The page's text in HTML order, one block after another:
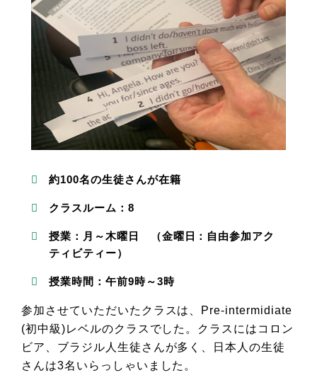
約100名の生徒さんが在籍
クラスルーム：8
授業：月～木曜日 （金曜日：自由参加アク
ティビティー）
授業時間：午前9時～3時
参加させていただいたクラスは、Pre-intermidiate
(初中級)レベルのクラスでした。クラスにはコロン
ビア、ブラジル人生徒さんが多く、日本人の生徒
さんは3名いらっしゃいました。